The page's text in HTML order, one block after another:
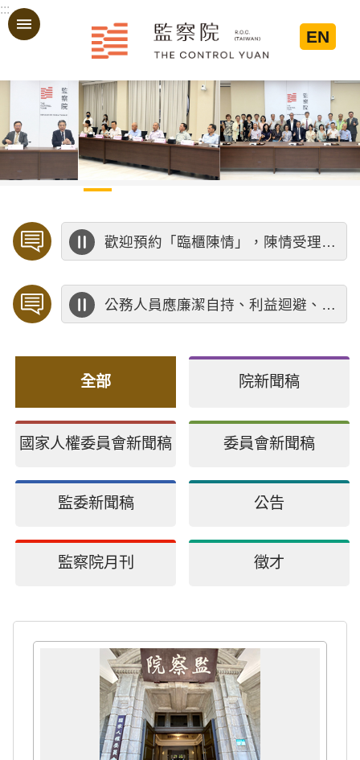
跳到主要內容區塊
:::
EN
歡迎預約「臨櫃陳情」，陳情受理中心將優先排定人員與您接談，釐清案情爭點後收案處理，以節省您的寶貴時間。
公務人員應廉潔自持、利益迴避、依法公正執行公務～考試院公務人員保障暨培訓委員會～
全部 院新聞稿
國家人權委員會新聞稿 委員會新聞稿
監委新聞稿 公告
監察院月刊 徵才